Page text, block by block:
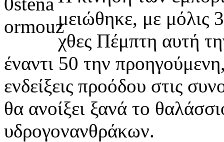
μειώθηκε, με μόλις
χθες Πέμπτη αυτή
έναντι 50 την
ενδείξεις προόδου στις
θα ανοίξει ξανά το
υδρογονανθράκων.